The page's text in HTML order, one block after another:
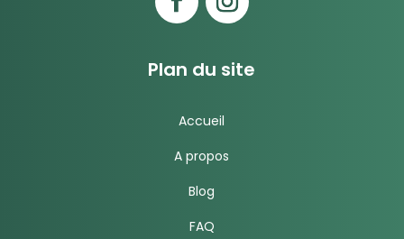
Plan du site
Accueil
A propos
Blog
FAQ